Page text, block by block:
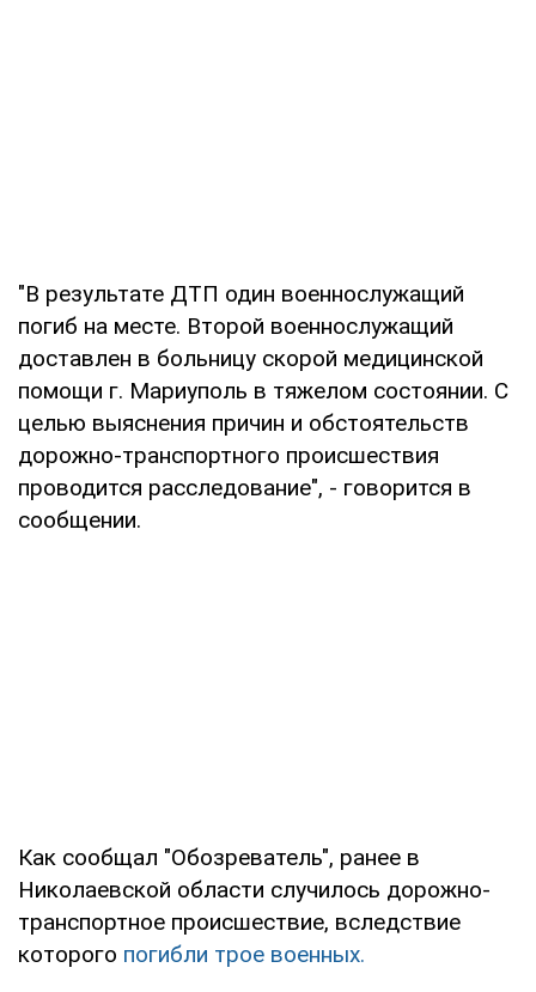
"В результате ДТП один военнослужащий
погиб на месте. Второй военнослужащий
доставлен в больницу скорой медицинской
помощи г. Мариуполь в тяжелом состоянии. С
целью выяснения причин и обстоятельств
дорожно-транспортного происшествия
проводится расследование", - говорится в
сообщении.
Как сообщал "Обозреватель", ранее в
Николаевской области случилось дорожно-
транспортное происшествие, вследствие
которого погибли трое военных.